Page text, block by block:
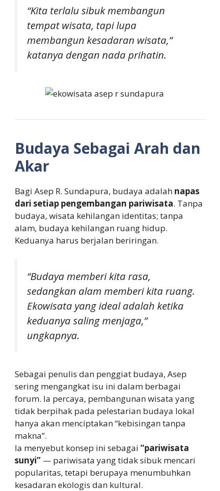
“Kita terlalu sibuk membangun
tempat wisata, tapi lupa
membangun kesadaran wisata,”
katanya dengan nada prihatin.
Budaya Sebagai Arah dan
Akar
Bagi Asep R. Sundapura, budaya adalah napas
dari setiap pengembangan pariwisata. Tanpa
budaya, wisata kehilangan identitas; tanpa
alam, budaya kehilangan ruang hidup.
Keduanya harus berjalan beriringan.
“Budaya memberi kita rasa,
sedangkan alam memberi kita ruang.
Ekowisata yang ideal adalah ketika
keduanya saling menjaga,”
ungkapnya.
Sebagai penulis dan penggiat budaya, Asep
sering mengangkat isu ini dalam berbagai
forum. Ia percaya, pembangunan wisata yang
tidak berpihak pada pelestarian budaya lokal
hanya akan menciptakan “kebisingan tanpa
makna”.
Ia menyebut konsep ini sebagai “pariwisata
sunyi” — pariwisata yang tidak sibuk mencari
popularitas, tetapi berupaya menumbuhkan
kesadaran ekologis dan kultural.